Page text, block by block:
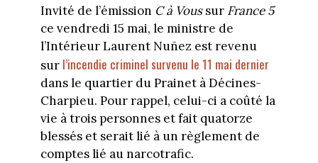
Invité de l’émission C à Voussur France 5
ce vendredi 15 mai, le ministre de
l’Intérieur Laurent Nuñez est revenu
sur l’incendie criminel survenu le 11 mai dernier
dans le quartier du Prainet à Décines-
Charpieu. Pour rappel, celui-ci a coûté la
vie à trois personnes et fait quatorze
blessés et serait lié à un règlement de
comptes lié au narcotrafic.